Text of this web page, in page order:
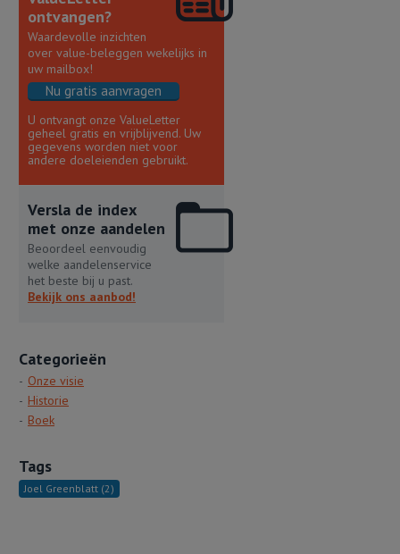
ontvangen?
Waardevolle inzichten
over value-beleggen wekelijks in
uw mailbox!
Nu gratis aanvragen
U ontvangt onze ValueLetter
geheel gratis en vrijblijvend. Uw
gegevens worden niet voor
andere doeleienden gebruikt.
Versla de index
met onze aandelen
Beoordeel eenvoudig
welke aandelenservice
het beste bij u past.
Bekijk ons aanbod!
Categorieën
Onze visie
Historie
Boek
Tags
Joel Greenblatt (2)